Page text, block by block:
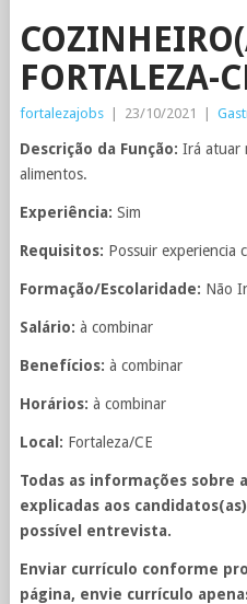
FORTALEZA-
fortalezajobs 23/10/2021
Descrição da Função: Irá atuar
alimentos.
Experiência: Sim
Requisitos: Possuir experiencia
Formação/Escolaridade: Não
Salário: à combinar
Benefícios: à combinar
Horários: à combinar
Local: Fortaleza/CE
Todas as informações sobre
explicadas aos
possível entrevista.
Enviar currículo conforme
página, envie currículo